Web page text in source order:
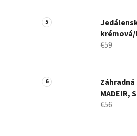
€59
MADEIR,
€56